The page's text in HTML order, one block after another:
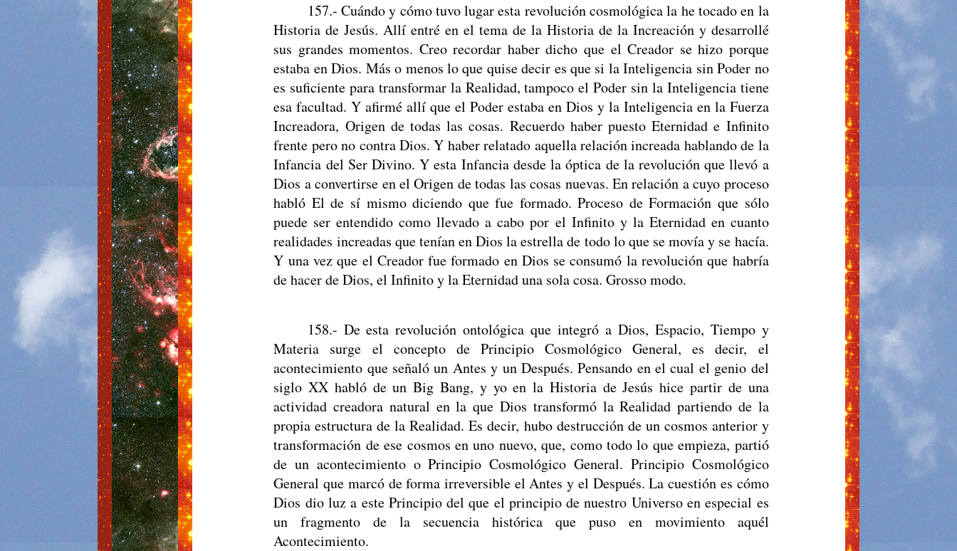
157.- Cuándo y cómo tuvo lugar esta revolución cosmológica la he tocado en la
Historia de Jesús. Allí entré en el tema de la Historia de la Increación y desarrollé
sus grandes momentos. Creo recordar haber dicho que el Creador se hizo porque
estaba en Dios. Más o menos lo que quise decir es que si la Inteligencia sin Poder no
es suficiente para transformar la Realidad, tampoco el Poder sin la Inteligencia tiene
esa facultad. Y afirmé allí que el Poder estaba en Dios y la Inteligencia en la Fuerza
Increadora, Origen de todas las cosas. Recuerdo haber puesto Eternidad e Infinito
frente pero no contra Dios. Y haber relatado aquella relación increada hablando de la
Infancia del Ser Divino. Y esta Infancia desde la óptica de la revolución que llevó a
Dios a convertirse en el Origen de todas las cosas nuevas. En relación a cuyo proceso
habló El de sí mismo diciendo que fue formado. Proceso de Formación que sólo
puede ser entendido como llevado a cabo por el Infinito y la Eternidad en cuanto
realidades increadas que tenían en Dios la estrella de todo lo que se movía y se hacía.
Y una vez que el Creador fue formado en Dios se consumó la revolución que habría
de hacer de Dios, el Infinito y la Eternidad una sola cosa. Grosso modo.
158.- De esta revolución ontológica que integró a Dios, Espacio, Tiempo y
Materia surge el concepto de Principio Cosmológico General, es decir, el
acontecimiento que señaló un Antes y un Después. Pensando en el cual el genio del
siglo XX habló de un Big Bang, y yo en la Historia de Jesús hice partir de una
actividad creadora natural en la que Dios transformó la Realidad partiendo de la
propia estructura de la Realidad. Es decir, hubo destrucción de un cosmos anterior y
transformación de ese cosmos en uno nuevo, que, como todo lo que empieza, partió
de un acontecimiento o Principio Cosmológico General. Principio Cosmológico
General que marcó de forma irreversible el Antes y el Después. La cuestión es cómo
Dios dio luz a este Principio del que el principio de nuestro Universo en especial es
un fragmento de la secuencia histórica que puso en movimiento aquél
Acontecimiento.